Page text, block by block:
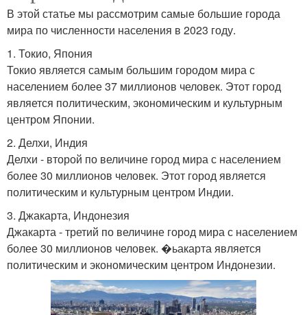
В этой статье мы рассмотрим самые большие города
мира по численности населения в 2023 году.
1. Токио, Япония
Токио является самым большим городом мира с
населением более 37 миллионов человек. Этот город
является политическим, экономическим и культурным
центром Японии.
2. Делхи, Индия
Делхи - второй по величине город мира с населением
более 30 миллионов человек. Этот город является
политическим и культурным центром Индии.
3. Джакарта, Индонезия
Джакарта - третий по величине город мира с населением
более 30 миллионов человек. �ьакарта является
политическим и экономическим центром Индонезии.